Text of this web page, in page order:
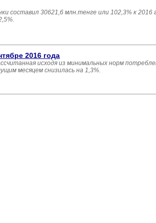
составил 30621,6 млн.тенге или 102,3% к 2016
2016 года
исходя из минимальных норм
месяцем снизилась на 1,3%.